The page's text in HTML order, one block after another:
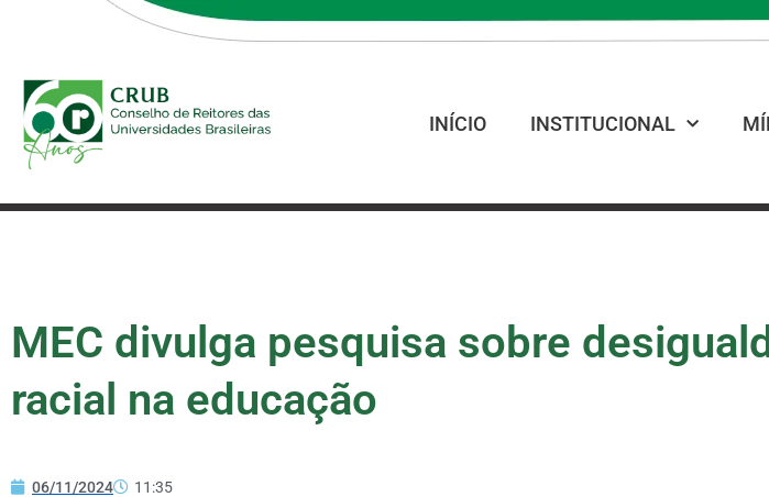
INÍCIO INSTITUCIONAL
MEC divulga pesquisa sobre
racial na educação
06/11/2024 11:35